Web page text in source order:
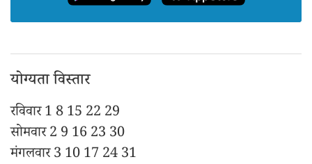
योग्यता विस्तार
रविवार 1 8 15 22 29
सोमवार 2 9 16 23 30
मंगलवार 3 10 17 24 31